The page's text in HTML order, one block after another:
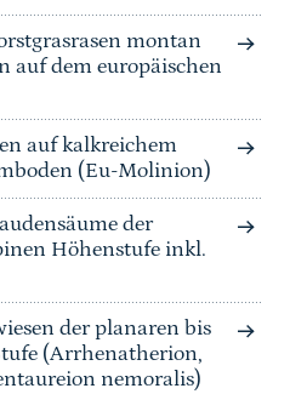
montan
auf dem europäischen
auf kalkreichem
(Eu-Molinion)
der
Höhenstufe inkl.
der planaren bis
(Arrhenatherion,
nemoralis)